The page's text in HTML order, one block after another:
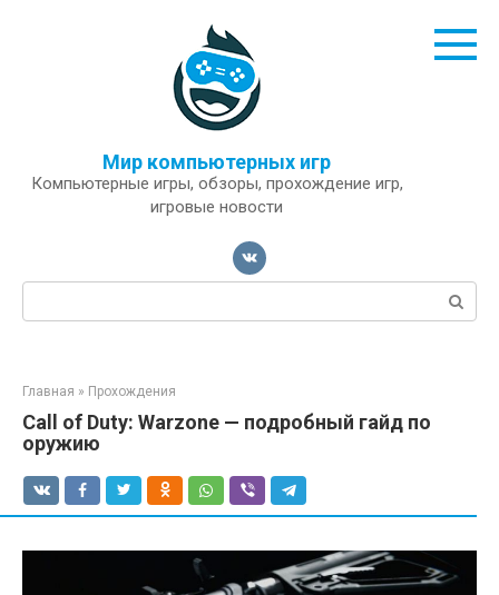
Мир компьютерных игр
Компьютерные игры, обзоры, прохождение игр,
игровые новости
Поиск:
Главная » Прохождения
Call of Duty: Warzone — подробный гайд по
оружию